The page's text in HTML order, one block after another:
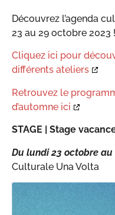
Découvrez l’agenda
23 au 29 octobre 2023 !
Cliquez ici pour
différents ateliers
Retrouvez le
d’automne ici
STAGE | Stage
Du lundi 23 octobre au
Culturale Una Volta